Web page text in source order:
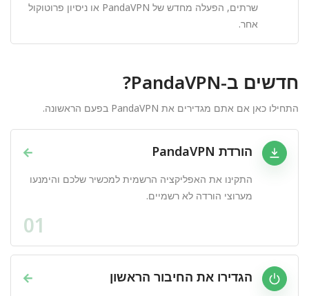
שרתים, הפעלה מחדש של PandaVPN או ניסיון פרוטוקול
אחר.
חדשים ב-PandaVPN?
התחילו כאן אם אתם מגדירים את PandaVPN בפעם הראשונה.
→ הורדת PandaVPN
התקינו את האפליקציה הרשמית למכשיר שלכם והימנעו
מערוצי הורדה לא רשמיים.
01
→ הגדירו את החיבור הראשון